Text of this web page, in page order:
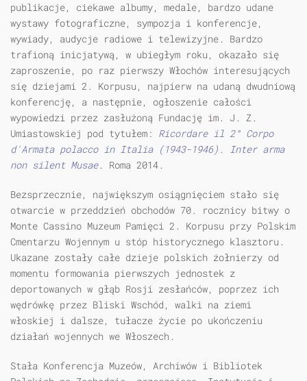
publikacje, ciekawe albumy, medale, bardzo udane
wystawy fotograficzne, sympozja i konferencje,
wywiady, audycje radiowe i telewizyjne. Bardzo
trafioną inicjatywą, w ubiegłym roku, okazało się
zaproszenie, po raz pierwszy Włochów interesujących
się dziejami 2. Korpusu, najpierw na udaną dwudniową
konferencję, a następnie, ogłoszenie całości
wypowiedzi przez zasłużoną Fundację im. J. Z.
Umiastowskiej pod tytułem: Ricordare il 2° Corpo
d'Armata polacco in Italia (1943-1946). Inter arma
non silent Musae. Roma 2014.
Bezsprzecznie, największym osiągnięciem stało się
otwarcie w przeddzień obchodów 70. rocznicy bitwy o
Monte Cassino Muzeum Pamięci 2. Korpusu przy Polskim
Cmentarzu Wojennym u stóp historycznego klasztoru.
Ukazane zostały całe dzieje polskich żołnierzy od
momentu formowania pierwszych jednostek z
deportowanych w głąb Rosji zesłańców, poprzez ich
wędrówkę przez Bliski Wschód, walki na ziemi
włoskiej i dalsze, tułacze życie po ukoń­czeniu
działań wojennych we Włoszech.
Stała Konferencja Muzeów, Archiwów i Bibliotek